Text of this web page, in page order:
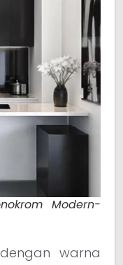
Modern-
warna